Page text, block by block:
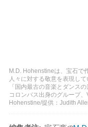
M.D. Hohenstineは、宝石で
人々に対する敬意を表現し
「国内最古の音楽とダンス
コロンバス出身のグループ
Hohenstine/提供：Judith